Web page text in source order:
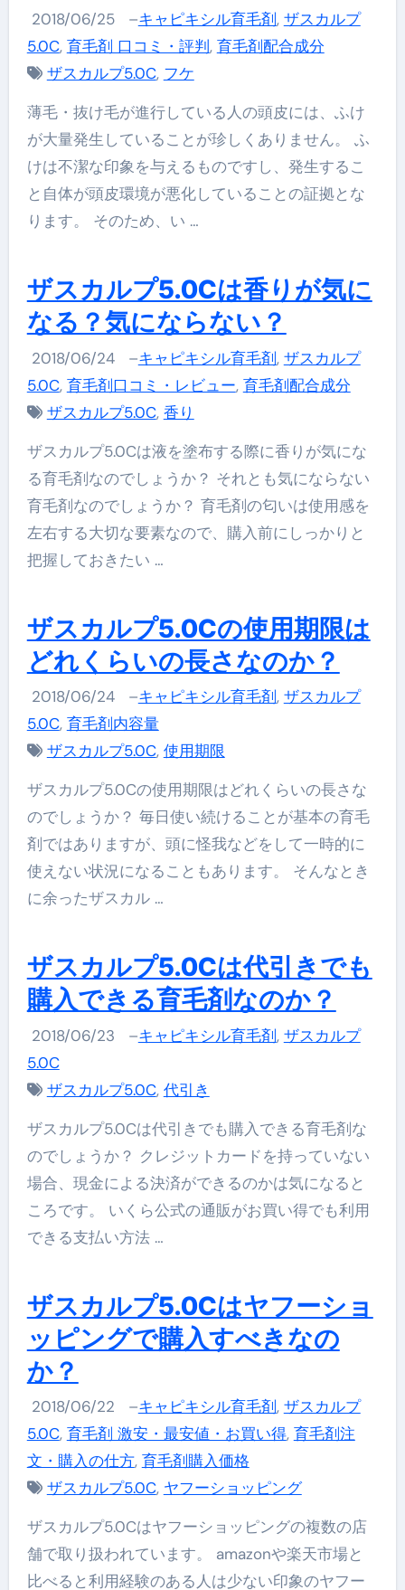
2018/06/25 –キャピキシル育毛剤, ザスカルプ
5.0C, 育毛剤 口コミ・評判, 育毛剤配合成分
ザスカルプ5.0C, フケ
薄毛・抜け毛が進行している人の頭皮には、ふけ
が大量発生していることが珍しくありません。 ふ
けは不潔な印象を与えるものですし、発生するこ
と自体が頭皮環境が悪化していることの証拠とな
ります。 そのため、い …
ザスカルプ5.0Cは香りが気に
なる？気にならない？
2018/06/24 –キャピキシル育毛剤, ザスカルプ
5.0C, 育毛剤口コミ・レビュー, 育毛剤配合成分
ザスカルプ5.0C, 香り
ザスカルプ5.0Cは液を塗布する際に香りが気にな
る育毛剤なのでしょうか？ それとも気にならない
育毛剤なのでしょうか？ 育毛剤の匂いは使用感を
左右する大切な要素なので、購入前にしっかりと
把握しておきたい …
ザスカルプ5.0Cの使用期限は
どれくらいの長さなのか？
2018/06/24 –キャピキシル育毛剤, ザスカルプ
5.0C, 育毛剤内容量
ザスカルプ5.0C, 使用期限
ザスカルプ5.0Cの使用期限はどれくらいの長さな
のでしょうか？ 毎日使い続けることが基本の育毛
剤ではありますが、頭に怪我などをして一時的に
使えない状況になることもあります。 そんなとき
に余ったザスカル …
ザスカルプ5.0Cは代引きでも
購入できる育毛剤なのか？
2018/06/23 –キャピキシル育毛剤, ザスカルプ
5.0C
ザスカルプ5.0C, 代引き
ザスカルプ5.0Cは代引きでも購入できる育毛剤な
のでしょうか？ クレジットカードを持っていない
場合、現金による決済ができるのかは気になると
ころです。 いくら公式の通販がお買い得でも利用
できる支払い方法 …
ザスカルプ5.0Cはヤフーショ
ッピングで購入すべきなの
か？
2018/06/22 –キャピキシル育毛剤, ザスカルプ
5.0C, 育毛剤 激安・最安値・お買い得, 育毛剤注
文・購入の仕方, 育毛剤購入価格
ザスカルプ5.0C, ヤフーショッピング
ザスカルプ5.0Cはヤフーショッピングの複数の店
舗で取り扱われています。 amazonや楽天市場と
比べると利用経験のある人は少ない印象のヤフー